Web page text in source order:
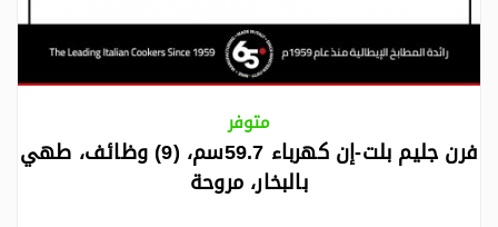
متوفر
فرن جليم بلت-إن كهرباء 59.7سم، (9) وظائف، طهي
بالبخار، مروحة